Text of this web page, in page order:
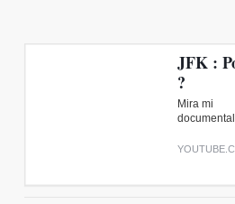
JFK :
?
Mira mi
documental